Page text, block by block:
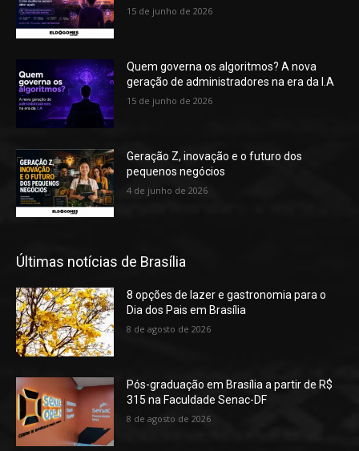
15 de junho de 2026
Quem governa os algoritmos? A nova
geração de administradores na era da I.A
15 de junho de 2026
Geração Z, inovação e o futuro dos
pequenos negócios
4 de junho de 2026
Últimas notícias de Brasília
8 opções de lazer e gastronomia para o
Dia dos Pais em Brasília
8 de agosto de 2026
Pós-graduação em Brasília a partir de R$
315 na Faculdade Senac-DF
8 de agosto de 2026